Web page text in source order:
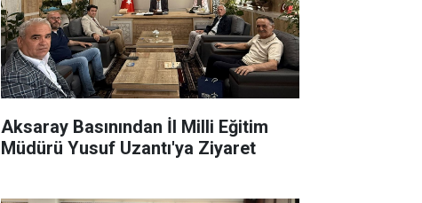
Aksaray Basınından İl Milli Eğitim
Müdürü Yusuf Uzantı'ya Ziyaret